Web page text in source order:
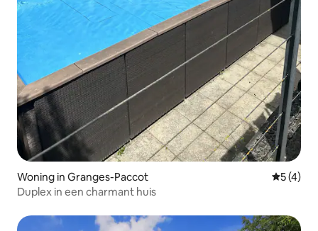
Woning in Granges-Paccot
5 (4)
Duplex in een charmant huis